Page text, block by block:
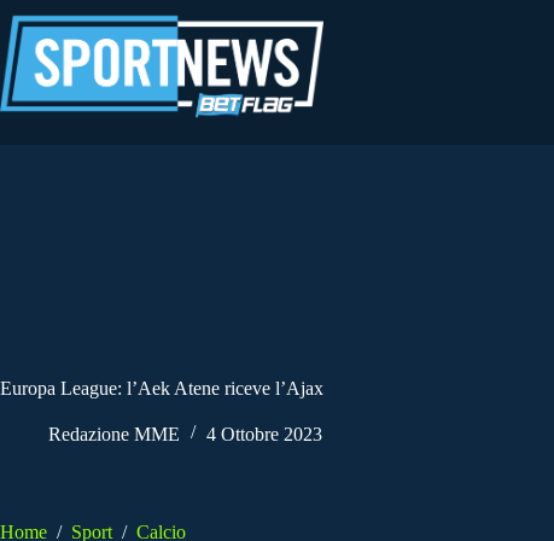
al
contenuto
Europa League: l’Aek Atene riceve l’Ajax
Redazione MME 4 Ottobre 2023
Home / Sport / Calcio